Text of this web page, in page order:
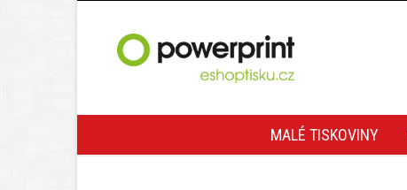
MALÉ TISKOVINY